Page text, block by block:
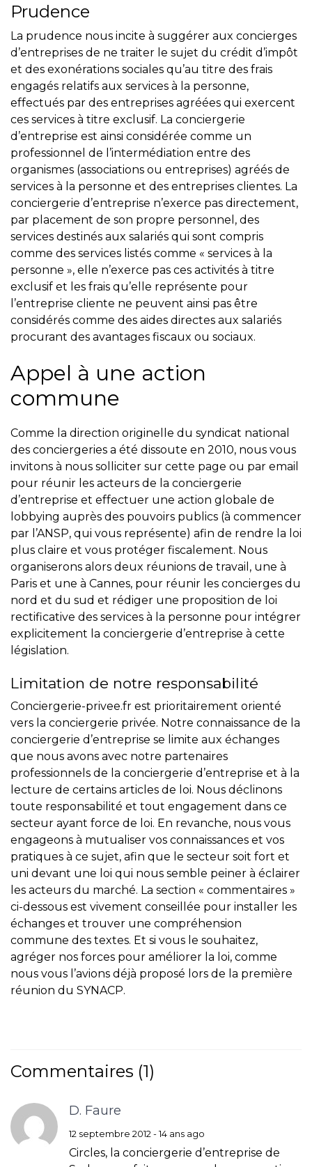
Prudence
La prudence nous incite à suggérer aux concierges
d’entreprises de ne traiter le sujet du crédit d’impôt
et des exonérations sociales qu’au titre des frais
engagés relatifs aux services à la personne,
effectués par des entreprises agréées qui exercent
ces services à titre exclusif. La conciergerie
d’entreprise est ainsi considérée comme un
professionnel de l’intermédiation entre des
organismes (associations ou entreprises) agréés de
services à la personne et des entreprises clientes. La
conciergerie d’entreprise n’exerce pas directement,
par placement de son propre personnel, des
services destinés aux salariés qui sont compris
comme des services listés comme « services à la
personne », elle n’exerce pas ces activités à titre
exclusif et les frais qu’elle représente pour
l’entreprise cliente ne peuvent ainsi pas être
considérés comme des aides directes aux salariés
procurant des avantages fiscaux ou sociaux.
Appel à une action
commune
Comme la direction originelle du syndicat national
des conciergeries a été dissoute en 2010, nous vous
invitons à nous solliciter sur cette page ou par email
pour réunir les acteurs de la conciergerie
d’entreprise et effectuer une action globale de
lobbying auprès des pouvoirs publics (à commencer
par l’ANSP, qui vous représente) afin de rendre la loi
plus claire et vous protéger fiscalement. Nous
organiserons alors deux réunions de travail, une à
Paris et une à Cannes, pour réunir les concierges du
nord et du sud et rédiger une proposition de loi
rectificative des services à la personne pour intégrer
explicitement la conciergerie d’entreprise à cette
législation.
Limitation de notre responsabilité
Conciergerie-privee.fr est prioritairement orienté
vers la conciergerie privée. Notre connaissance de la
conciergerie d’entreprise se limite aux échanges
que nous avons avec notre partenaires
professionnels de la conciergerie d’entreprise et à la
lecture de certains articles de loi. Nous déclinons
toute responsabilité et tout engagement dans ce
secteur ayant force de loi. En revanche, nous vous
engageons à mutualiser vos connaissances et vos
pratiques à ce sujet, afin que le secteur soit fort et
uni devant une loi qui nous semble peiner à éclairer
les acteurs du marché. La section « commentaires »
ci-dessous est vivement conseillée pour installer les
échanges et trouver une compréhension
commune des textes. Et si vous le souhaitez,
agréger nos forces pour améliorer la loi, comme
nous vous l’avions déjà proposé lors de la première
réunion du SYNACP.
Commentaires (1)
D. Faure
12 septembre 2012 - 14 ans ago
Circles, la conciergerie d’entreprise de